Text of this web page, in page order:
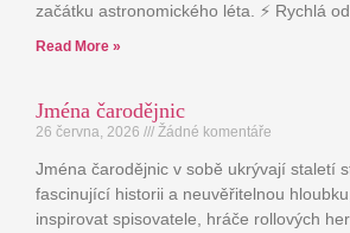
začátku astronomického léta. ⚡ Rychlá
Read More »
Jména čarodějnic
26 června, 2026 Žádné komentáře
Jména čarodějnic v sobě ukrývají staletí
fascinující historii a neuvěřitelnou
inspirovat spisovatele, hráče rollových